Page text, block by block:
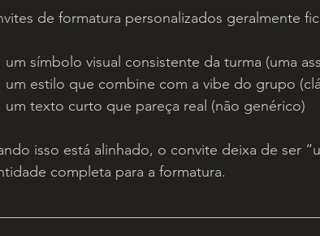
de formatura personalizados geralmente
um símbolo visual consistente da turma (uma
um estilo que combine com a vibe do grupo
um texto curto que pareça real (não genérico)
isso está alinhado, o convite deixa de ser
completa para a formatura.